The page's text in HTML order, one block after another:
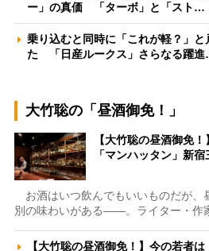
ー」の真価 「ターボ」と「スト…
乗り込むと同時に「これが軽？」
た 「日産ルークス」さらなる躍
大竹聡の「昼酒御免！」
【大竹聡の昼酒御免
「マンハッタン」新
お酒はいつ飲んでもいいものだが、
別の味わいがある――。ライター・作
【大竹聡の昼酒御免！】今の若者